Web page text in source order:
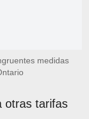
medidas
otras tarifas